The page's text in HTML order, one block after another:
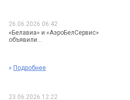
26.06.2026 06:42
«Белавиа» и «АэроБелСервис»
объявили...
» Подробнее
23.06.2026 12:22